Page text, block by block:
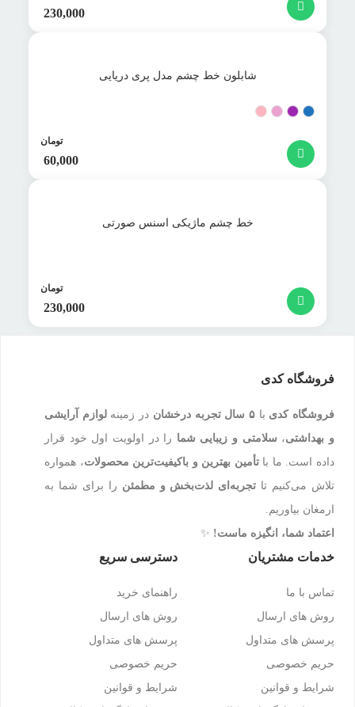
230,000
شابلون خط چشم مدل پری دریایی
60,000
تومان
خط چشم ماژیکی اسنس صورتی
230,000
تومان
فروشگاه کدی
فروشگاه کدی با۵ سال تجربه درخشان در زمینهلوازم آرایشی
و بهداشتی، سلامتی و زیبایی شما را در اولویت اول خود قرار
داده است. ما باتأمین بهترین و باکیفیت‌ترین محصولات، همواره
تلاش می‌کنیم تا تجربه‌ای لذت‌بخش و مطمئن را برای شما به
ارمغان بیاوریم.
اعتماد شما، انگیزه ماست! ✨
خدمات مشتریان
تماس با ما
روش های ارسال
پرسش های متداول
حریم خصوصی
شرایط و قوانین
دسترسی سریع
راهنمای خرید
روش های ارسال
پرسش های متداول
حریم خصوصی
شرایط و قوانین